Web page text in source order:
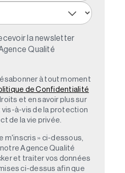
la newsletter
Qualité
à tout moment
de Confidentialité
et en savoir plus sur
à-vis de la protection
de la vie privée.
m'inscris » ci-dessous,
Agence Qualité
et traiter vos données
ci-dessus afin que